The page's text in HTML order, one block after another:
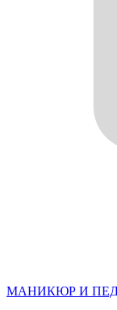
МАНИКЮР И